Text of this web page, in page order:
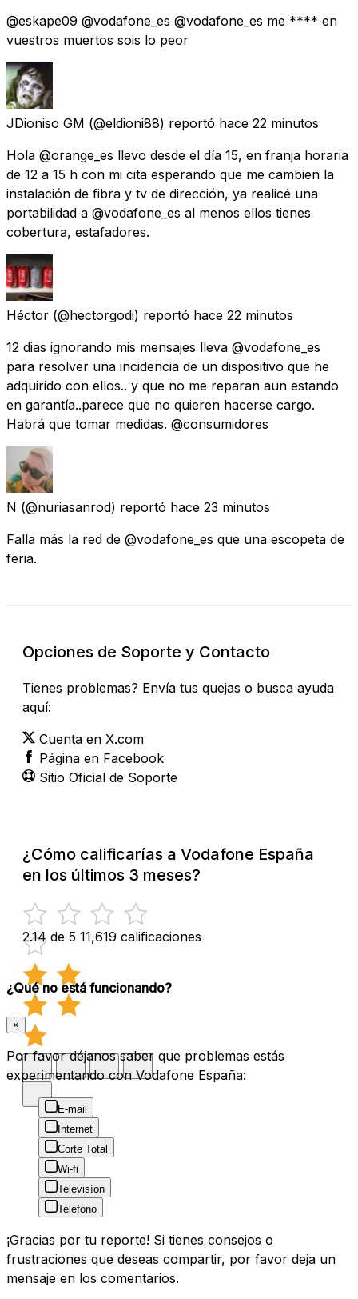
@eskape09 @vodafone_es @vodafone_es me **** en
vuestros muertos sois lo peor
JDioniso GM (@eldioni88) reportó hace 22 minutos
Hola @orange_es llevo desde el día 15, en franja horaria
de 12 a 15 h con mi cita esperando que me cambien la
instalación de fibra y tv de dirección, ya realicé una
portabilidad a @vodafone_es al menos ellos tienes
cobertura, estafadores.
Héctor (@hectorgodi) reportó hace 22 minutos
12 dias ignorando mis mensajes lleva @vodafone_es
para resolver una incidencia de un dispositivo que he
adquirido con ellos.. y que no me reparan aun estando
en garantía..parece que no quieren hacerse cargo.
Habrá que tomar medidas. @consumidores
N (@nuriasanrod) reportó hace 23 minutos
Falla más la red de @vodafone_es que una escopeta de
feria.
Opciones de Soporte y Contacto
Tienes problemas? Envía tus quejas o busca ayuda
aquí:
Cuenta en X.com
Página en Facebook
Sitio Oficial de Soporte
¿Cómo calificarías a Vodafone España
en los últimos 3 meses?
2.14 de 5 11,619 calificaciones
¿Qué no está funcionando?
×
Por favor déjanos saber que problemas estás
experimentando con Vodafone España:
E-mail
Internet
Corte Total
Wi-fi
Televisíon
Teléfono
¡Gracias por tu reporte! Si tienes consejos o
frustraciones que deseas compartir, por favor deja un
mensaje en los comentarios.